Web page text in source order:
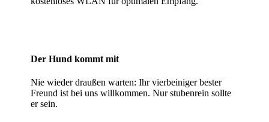
Der Hund kommt mit
Nie wieder draußen warten: Ihr vierbeiniger bester
Freund ist bei uns willkommen. Nur stubenrein sollte
er sein.